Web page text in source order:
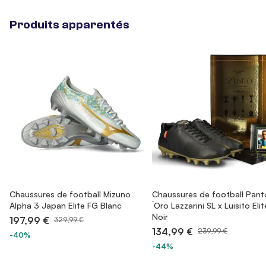
Produits apparentés
Chaussures de football Mizuno
Alpha 3 Japan Elite FG Blanc
197,99 € 329,99 €
-40%
Chaussures de football
´Oro Lazzarini SL x Luisito
Noir
134,99 € 239,99 €
-44%